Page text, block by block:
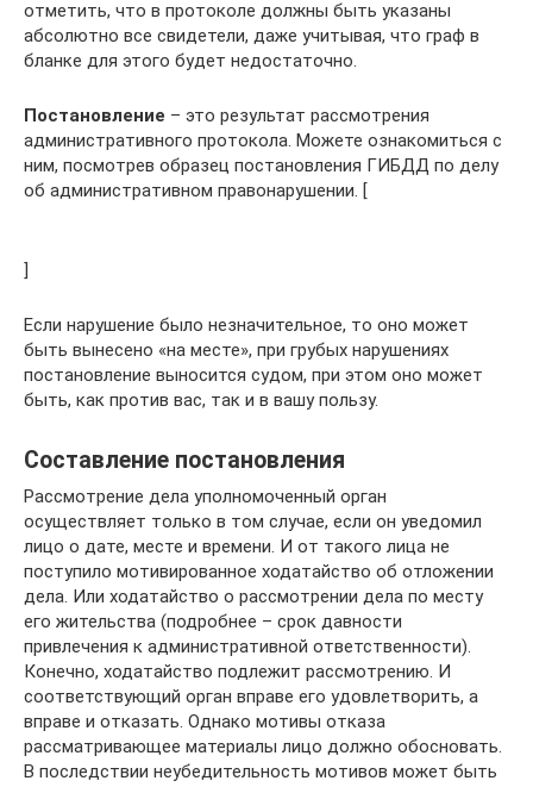
отметить, что в протоколе должны быть указаны
абсолютно все свидетели, даже учитывая, что граф в
бланке для этого будет недостаточно.
Постановление – это результат рассмотрения
административного протокола. Можете ознакомиться с
ним, посмотрев образец постановления ГИБДД по делу
об административном правонарушении. [
]
Если нарушение было незначительное, то оно может
быть вынесено «на месте», при грубых нарушениях
постановление выносится судом, при этом оно может
быть, как против вас, так и в вашу пользу.
Составление постановления
Рассмотрение дела уполномоченный орган
осуществляет только в том случае, если он уведомил
лицо о дате, месте и времени. И от такого лица не
поступило мотивированное ходатайство об отложении
дела. Или ходатайство о рассмотрении дела по месту
его жительства (подробнее – срок давности
привлечения к административной ответственности).
Конечно, ходатайство подлежит рассмотрению. И
соответствующий орган вправе его удовлетворить, а
вправе и отказать. Однако мотивы отказа
рассматривающее материалы лицо должно обосновать.
В последствии неубедительность мотивов может быть